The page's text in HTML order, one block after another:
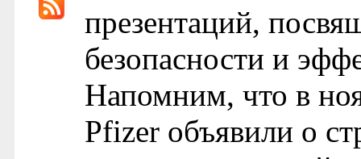
презентаций,
безопасности и
Напомним, что в
Pfizer объявили о